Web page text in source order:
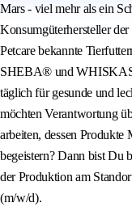
Mars - viel mehr als ein
Konsumgüterhersteller
Petcare bekannte
SHEBA® und
täglich für gesunde und
möchten Verantwortung
arbeiten, dessen Produkte
begeistern? Dann bist Du
der Produktion am
(m/w/d).